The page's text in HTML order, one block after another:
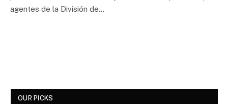
agentes de la División de…
OUR PICKS